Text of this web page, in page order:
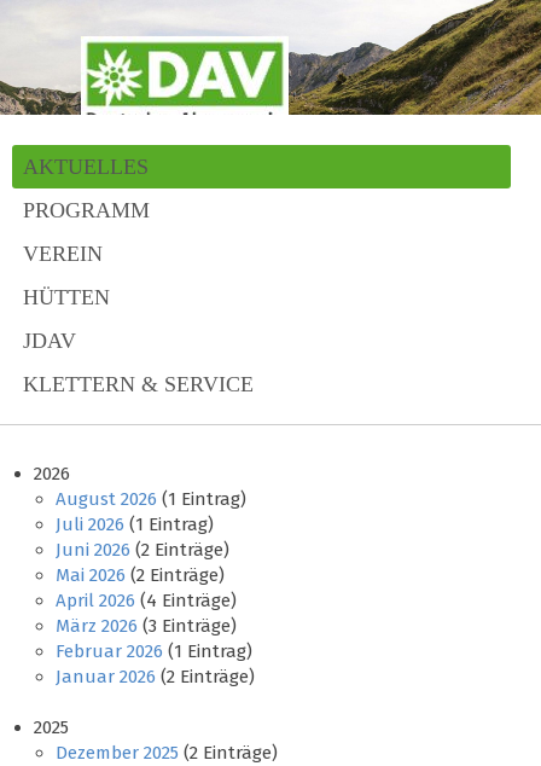
AKTUELLES
PROGRAMM
VEREIN
HÜTTEN
JDAV
KLETTERN & SERVICE
2026
August 2026 (1 Eintrag)
Juli 2026 (1 Eintrag)
Juni 2026 (2 Einträge)
Mai 2026 (2 Einträge)
April 2026 (4 Einträge)
März 2026 (3 Einträge)
Februar 2026 (1 Eintrag)
Januar 2026 (2 Einträge)
2025
Dezember 2025 (2 Einträge)